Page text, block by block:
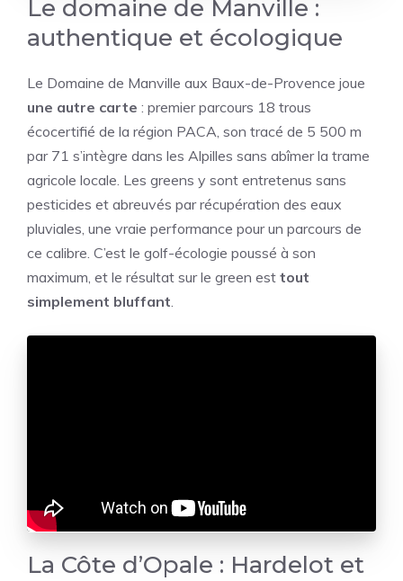
Le domaine de Manville :
authentique et écologique
Le Domaine de Manville aux Baux-de-Provence joue
une autre carte : premier parcours 18 trous
écocertifié de la région PACA, son tracé de 5 500 m
par 71 s’intègre dans les Alpilles sans abîmer la trame
agricole locale. Les greens y sont entretenus sans
pesticides et abreuvés par récupération des eaux
pluviales, une vraie performance pour un parcours de
ce calibre. C’est le golf-écologie poussé à son
maximum, et le résultat sur le green est tout
simplement bluffant.
La Côte d’Opale : Hardelot et